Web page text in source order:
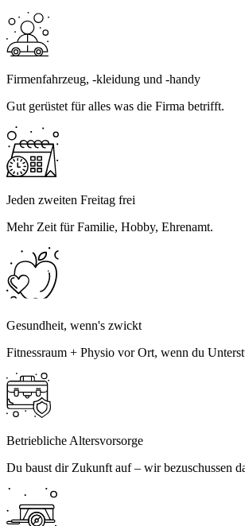
Firmenfahrzeug, ‑kleidung und ‑handy
Gut gerüstet für alles was die Firma betrifft.
Jeden zweiten Freitag frei
Mehr Zeit für Familie, Hobby, Ehrenamt.
Gesundheit, wenn's zwickt
Fitnessraum + Physio vor Ort, wenn du
Betriebliche Altersvorsorge
Du baust dir Zukunft auf – wir bezuschussen